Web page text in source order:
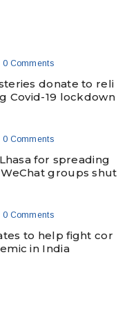
0 Comments
donate to reli
Covid-19 lockdown
0 Comments
for spreading
groups shut
0 Comments
to help fight cor
in India